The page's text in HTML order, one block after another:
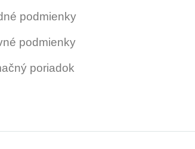
podmienky
podmienky
poriadok